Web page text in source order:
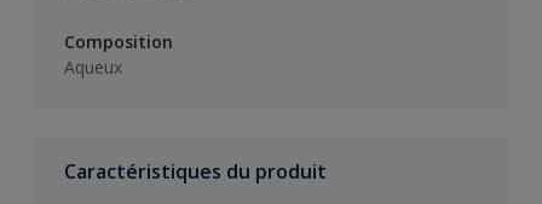
Composition
Aqueux
Caractéristiques du produit